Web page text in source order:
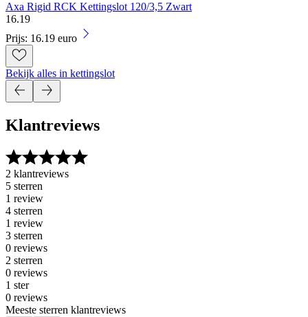
Axa Rigid RCK Kettingslot 120/3,5 Zwart
16.19
Prijs: 16.19 euro
Bekijk alles in kettingslot
Klantreviews
2 klantreviews
5 sterren
1 review
4 sterren
1 review
3 sterren
0 reviews
2 sterren
0 reviews
1 ster
0 reviews
Meeste sterren klantreviews